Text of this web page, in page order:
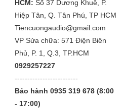
HCM: Số 37 Dương Khuê, P.
Hiệp Tân, Q. Tân Phú, TP HCM
Tiencuongaudio@gmail.com
VP Sửa chữa: 571 Điện Biên
Phủ, P. 1, Q.3, TP.HCM
0929257227
-------------------------
Bảo hành 0935 319 678 (8:00
- 17:00)